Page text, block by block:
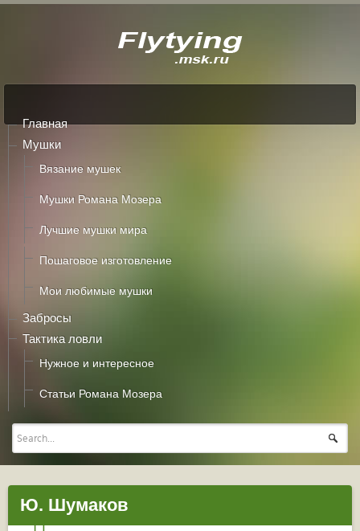
Главная
Мушки
Вязание мушек
Мушки Романа Мозера
Лучшие мушки мира
Пошаговое изготовление
Мои любимые мушки
Забросы
Тактика ловли
Нужное и интересное
Статьи Романа Мозера
Ю. Шумаков